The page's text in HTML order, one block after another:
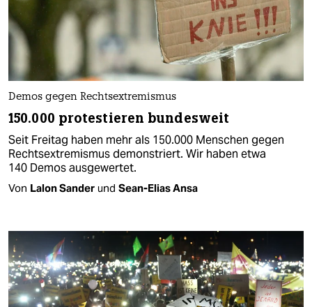
Demos gegen Rechtsextremismus
150.000 protestieren bundesweit
Seit Freitag haben mehr als 150.000 Menschen gegen
Rechtsextremismus demonstriert. Wir haben etwa
140 Demos ausgewertet.
Von Lalon Sander und Sean-Elias Ansa